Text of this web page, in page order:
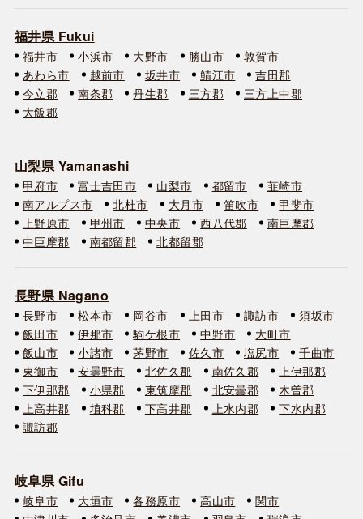
福井県 Fukui
福井市 小浜市 大野市 勝山市
敦賀市
あわら市
越前市 坂井市 鯖江市
吉田郡
今立郡
南条郡 丹生郡 三方郡
三方上中郡
大飯郡
山梨県 Yamanashi
甲府市 富士吉田市 山梨市 都留市
韮崎市
南アルプス市
北杜市 大月市 笛吹市
甲斐市
上野原市
甲州市 中央市 西八代郡
南巨摩郡
中巨摩郡
南都留郡 北都留郡
長野県 Nagano
長野市 松本市 岡谷市 上田市 諏訪市
須坂市
飯田市
伊那市 駒ケ根市 中野市
大町市
飯山市
小諸市 茅野市 佐久市 塩尻市
千曲市
東御市
安曇野市 北佐久郡 南佐久郡
上伊那郡
下伊那郡
小県郡 東筑摩郡 北安曇郡
木曽郡
上高井郡
埴科郡 下高井郡 上水内郡
下水内郡
諏訪郡
岐阜県 Gifu
岐阜市 大垣市 各務原市 高山市
関市